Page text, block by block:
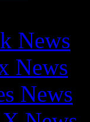
News
News
News